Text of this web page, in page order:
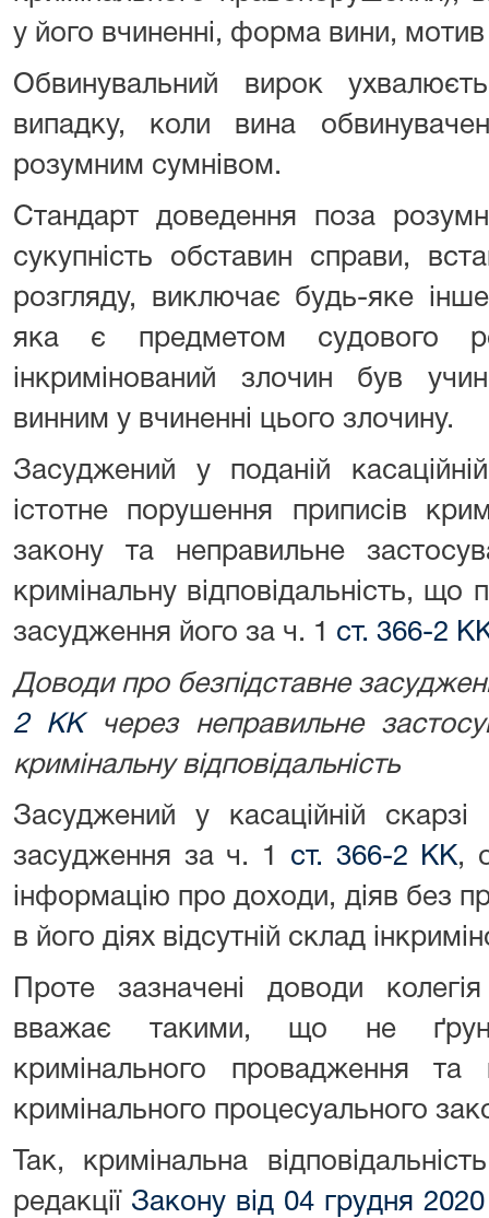
у його вчиненні, форма вини, мотив
Обвинувальний вирок
випадку, коли вина
розумним сумнівом.
Стандарт доведення поза
сукупність обставин справи,
розгляду, виключає будь-яке
яка є предметом судового
інкримінований злочин був
винним у вчиненні цього злочину.
Засуджений у поданій
істотне порушення приписів
закону та неправильне
кримінальну відповідальність, що
засудження його за ч. 1 ст. 366-2
Доводи про безпідставне
2 ККчерез неправильне
кримінальну відповідальність
Засуджений у касаційній скарзі
засудження за ч. 1 ст. 366-2 КК,
інформацію про доходи, діяв без
в його діях відсутній склад
Проте зазначені доводи
вважає такими, що не
кримінального провадження та
кримінального процесуального
Так, кримінальна
редакції Закону від 04 грудня